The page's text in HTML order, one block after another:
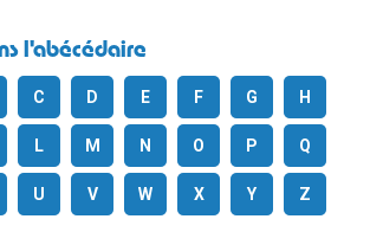
l'abécédaire
C D E F G H
L M N O P Q
U V W X Y Z